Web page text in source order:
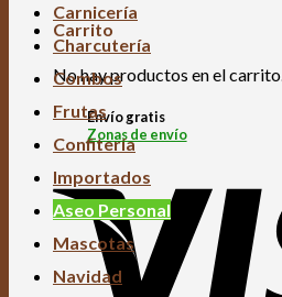
Carrito
No hay productos en el carrito.
Envío gratis
Zonas de envío
Carnicería
Charcutería
Combos
Frutas
Confitería
Importados
Aseo Personal
Mascotas
Navidad